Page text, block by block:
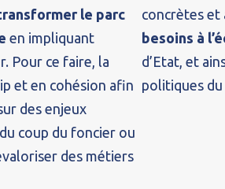
le parc
en impliquant
Pour ce faire, la
et en cohésion afin
des enjeux
coup du foncier ou
des métiers
concrètes et
besoins à
d’Etat, et
politiques